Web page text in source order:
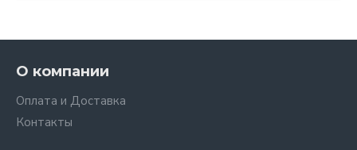
О компании
Оплата и Доставка
Контакты